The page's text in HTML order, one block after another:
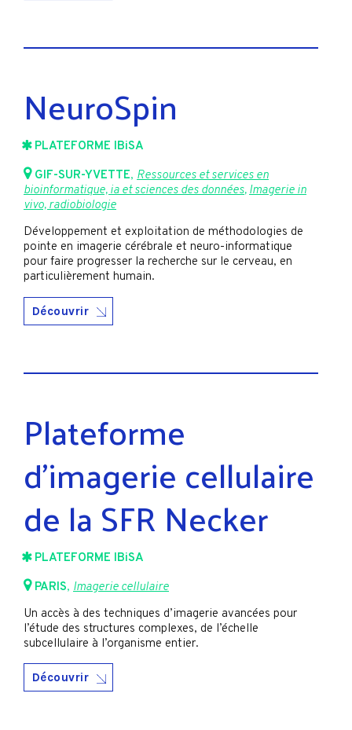
NeuroSpin
PLATEFORME IBiSA
GIF-SUR-YVETTE, Ressources et services en
bioinformatique, ia et sciences des données,Imagerie in
vivo, radiobiologie
Développement et exploitation de méthodologies de
pointe en imagerie cérébrale et neuro-informatique
pour faire progresser la recherche sur le cerveau, en
particulièrement humain.
Découvrir
Plateforme
d’imagerie cellulaire
de la SFR Necker
PLATEFORME IBiSA
PARIS, Imagerie cellulaire
Un accès à des techniques d’imagerie avancées pour
l’étude des structures complexes, de l’échelle
subcellulaire à l’organisme entier.
Découvrir